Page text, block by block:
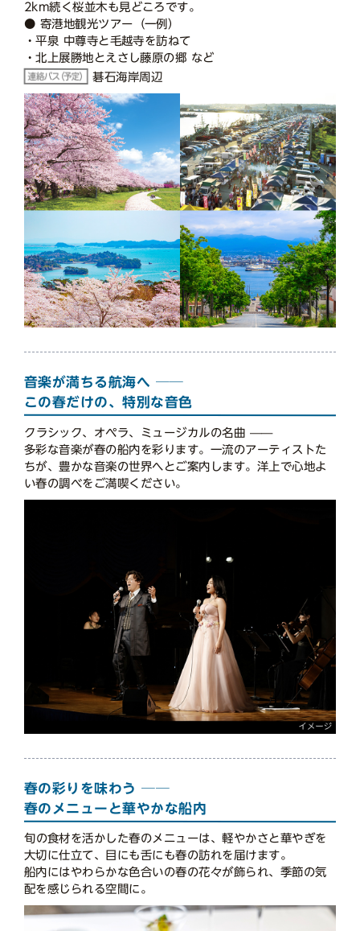
2km続く桜並木も見どころです。
● 寄港地観光ツアー（一例）
・平泉 中尊寺と毛越寺を訪ねて
・北上展勝地とえさし藤原の郷 など
碁石海岸周辺
音楽が満ちる航海へ ──
この春だけの、特別な音色
クラシック、オペラ、ミュージカルの名曲 ——
多彩な音楽が春の船内を彩ります。一流のアーティストた
ちが、豊かな音楽の世界へとご案内します。洋上で心地よ
い春の調べをご満喫ください。
春の彩りを味わう ──
春のメニューと華やかな船内
旬の食材を活かした春のメニューは、軽やかさと華やぎを
大切に仕立て、目にも舌にも春の訪れを届けます。
船内にはやわらかな色合いの春の花々が飾られ、季節の気
配を感じられる空間に。